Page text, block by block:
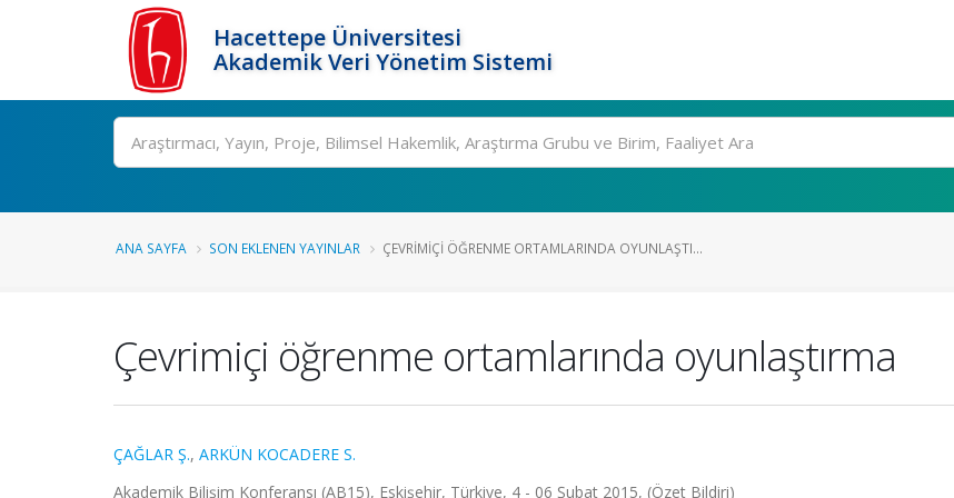
Hacettepe Üniversitesi
Akademik Veri Yönetim Sistemi
Ara
ANA SAYFA SON EKLENEN YAYINLAR ÇEVRIMIÇI ÖĞRENME ORTAMLARINDA OYUNLAŞTI...
Çevrimiçi öğrenme ortamlarında oyunlaştırma
ÇAĞLAR Ş., ARKÜN KOCADERE S.
Akademik Bilişim Konferansı (AB15), Eskişehir, Türkiye, 4 - 06 Şubat 2015, (Özet Bildiri)